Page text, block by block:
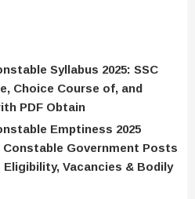
Syllabus 2025: SSC
Choice Course of, and
PDF Obtain
Emptiness 2025
Constable Government Posts
Eligibility, Vacancies & Bodily